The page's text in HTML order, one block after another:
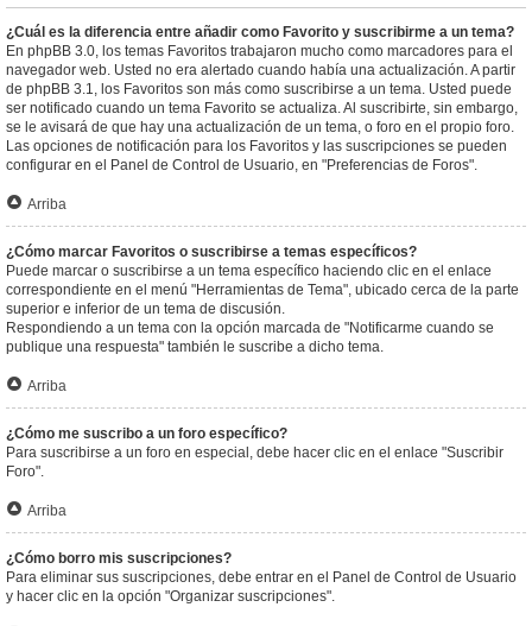
¿Cuál es la diferencia entre añadir como Favorito y suscribirme a un tema?
En phpBB 3.0, los temas Favoritos trabajaron mucho como marcadores para el
navegador web. Usted no era alertado cuando había una actualización. A partir
de phpBB 3.1, los Favoritos son más como suscribirse a un tema. Usted puede
ser notificado cuando un tema Favorito se actualiza. Al suscribirte, sin embargo,
se le avisará de que hay una actualización de un tema, o foro en el propio foro.
Las opciones de notificación para los Favoritos y las suscripciones se pueden
configurar en el Panel de Control de Usuario, en "Preferencias de Foros".
Arriba
¿Cómo marcar Favoritos o suscribirse a temas específicos?
Puede marcar o suscribirse a un tema específico haciendo clic en el enlace
correspondiente en el menú "Herramientas de Tema", ubicado cerca de la parte
superior e inferior de un tema de discusión.
Respondiendo a un tema con la opción marcada de "Notificarme cuando se
publique una respuesta" también le suscribe a dicho tema.
Arriba
¿Cómo me suscribo a un foro específico?
Para suscribirse a un foro en especial, debe hacer clic en el enlace "Suscribir
Foro".
Arriba
¿Cómo borro mis suscripciones?
Para eliminar sus suscripciones, debe entrar en el Panel de Control de Usuario
y hacer clic en la opción "Organizar suscripciones".